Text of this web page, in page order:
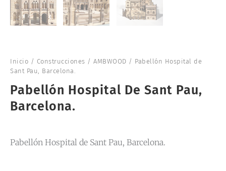
Inicio / Construcciones / AMBWOOD / Pabellón Hospital de
Sant Pau, Barcelona.
Pabellón Hospital De Sant Pau,
Barcelona.
Pabellón Hospital de Sant Pau, Barcelona.